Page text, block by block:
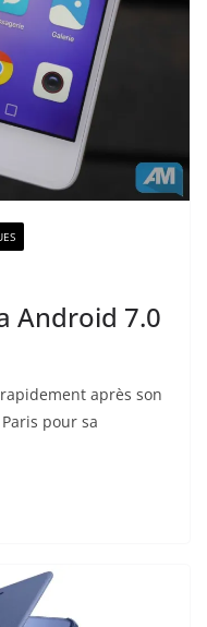
Android 7.0
après son
Paris pour sa